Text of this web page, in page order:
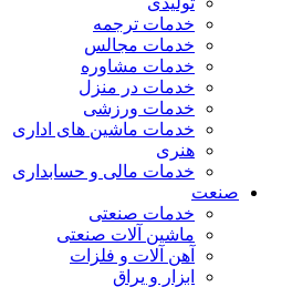
خدمات ترجمه
خدمات مجالس
خدمات مشاوره
خدمات در منزل
خدمات ورزشی
خدمات ماشین های اداری
هنری
خدمات مالی و حسابداری
صنعت
خدمات صنعتی
ماشین آلات صنعتی
آهن آلات و فلزات
ابزار و یراق